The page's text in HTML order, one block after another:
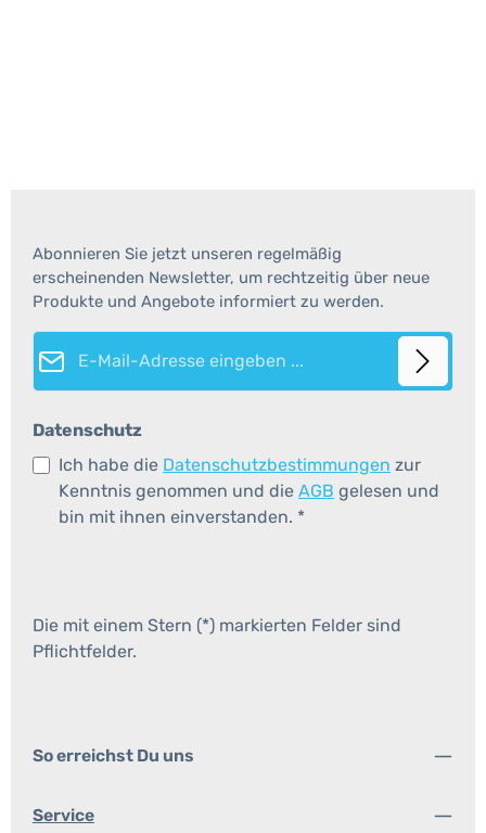
Abonnieren Sie jetzt unseren regelmäßig
erscheinenden Newsletter, um rechtzeitig über neue
Produkte und Angebote informiert zu werden.
E-Mail-Adresse*
Datenschutz
Ich habe die Datenschutzbestimmungen zur
Kenntnis genommen und die AGB gelesen und
bin mit ihnen einverstanden. *
Die mit einem Stern (*) markierten Felder sind
Pflichtfelder.
So erreichst Du uns
Service